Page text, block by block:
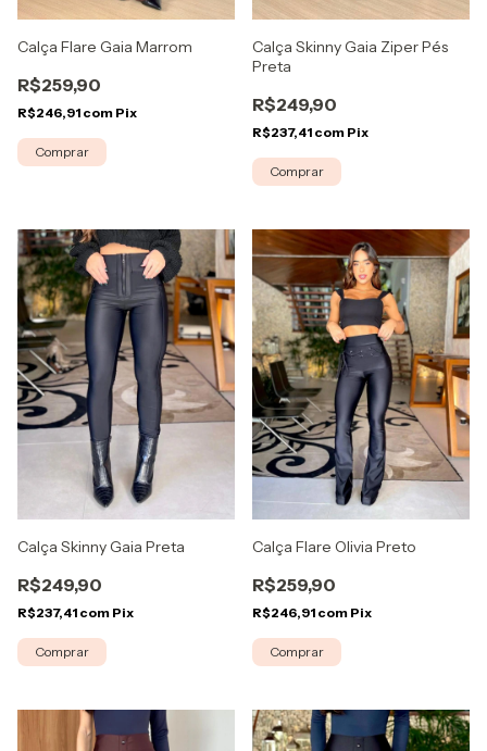
Calça Flare Gaia Marrom
R$259,90
R$246,91 com Pix
Comprar
Calça Skinny Gaia Ziper Pés
Preta
R$249,90
R$237,41 com Pix
Comprar
Calça Skinny Gaia Preta
R$249,90
R$237,41 com Pix
Comprar
Calça Flare Olivia Preto
R$259,90
R$246,91 com Pix
Comprar